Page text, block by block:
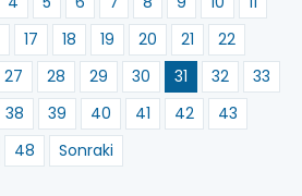
17 18 19 20 21
22
27 28 29 30 31 32
33
38 39 40 41 42
43
48 Sonraki